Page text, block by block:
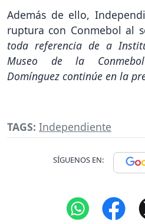
Además de ello,
ruptura con Conmebol al
toda referencia de a
Museo de la
Domínguez continúe en la
TAGS: Independiente
SÍGUENOS EN: